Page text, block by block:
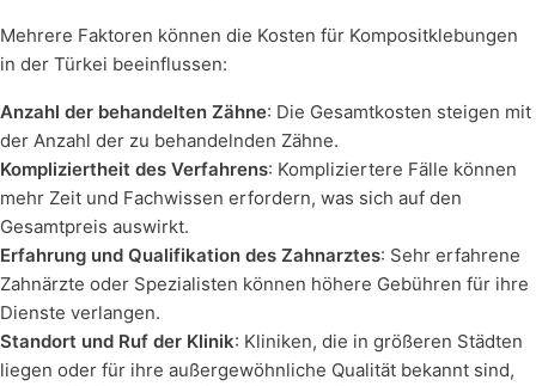
Mehrere Faktoren können die Kosten für Kompositklebungen
in der Türkei beeinflussen:
Anzahl der behandelten Zähne: Die Gesamtkosten steigen mit
der Anzahl der zu behandelnden Zähne.
Kompliziertheit des Verfahrens: Kompliziertere Fälle können
mehr Zeit und Fachwissen erfordern, was sich auf den
Gesamtpreis auswirkt.
Erfahrung und Qualifikation des Zahnarztes: Sehr erfahrene
Zahnärzte oder Spezialisten können höhere Gebühren für ihre
Dienste verlangen.
Standort und Ruf der Klinik: Kliniken, die in größeren Städten
liegen oder für ihre außergewöhnliche Qualität bekannt sind,